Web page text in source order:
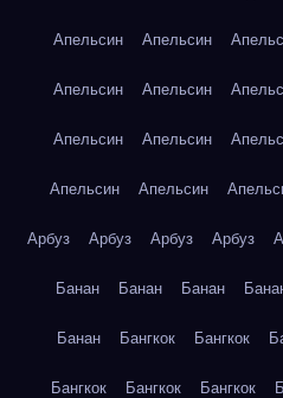
Апельсин Апельсин
Апельсин Апельсин
Апельсин Апельсин
Апельсин Апельсин
Арбуз Арбуз Арбуз Арбуз
Банан Банан Банан
Банан Бангкок Бангкок
Бангкок Бангкок Бангкок